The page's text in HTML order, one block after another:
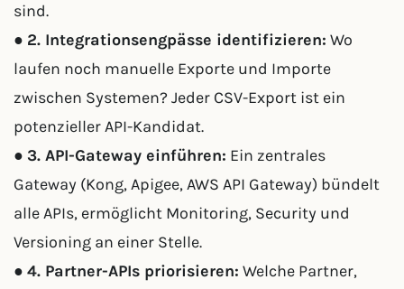
sind.
● 2. Integrationsengpässe identifizieren: Wo
laufen noch manuelle Exporte und Importe
zwischen Systemen? Jeder CSV-Export ist ein
potenzieller API-Kandidat.
● 3. API-Gateway einführen: Ein zentrales
Gateway (Kong, Apigee, AWS API Gateway) bündelt
alle APIs, ermöglicht Monitoring, Security und
Versioning an einer Stelle.
● 4. Partner-APIs priorisieren: Welche Partner,